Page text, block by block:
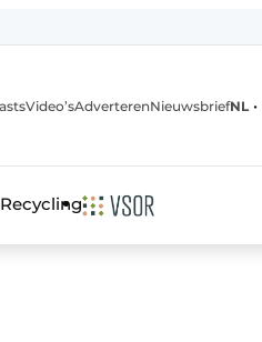
Video’sAdverterenNieuwsbriefNL •